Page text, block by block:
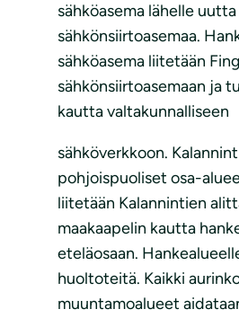
sähköasema lähelle
sähkönsiirtoasemaa.
sähköasema liitetään
sähkönsiirtoasemaan ja
kautta valtakunnalliseen
sähköverkkoon.
pohjoispuoliset osa-
liitetään Kalannintien
maakaapelin kautta
eteläosaan.
huoltoteitä. Kaikki
muuntamoalueet